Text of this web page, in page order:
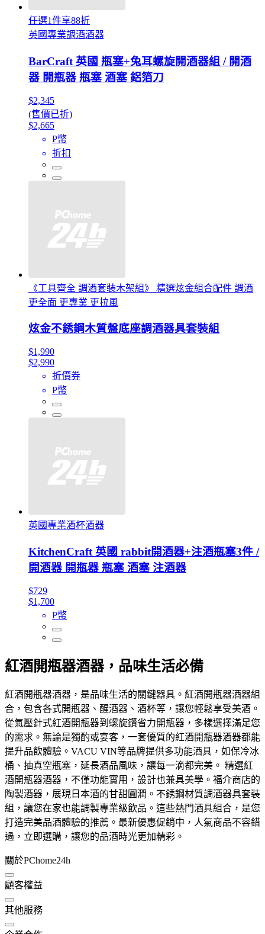
任選1件享88折
英國專業調酒酒器
BarCraft 英國 瓶塞+兔耳螺旋開酒器組 / 開酒
器 開瓶器 瓶塞 酒塞 鋁箔刀
$2,345
(售價已折)
$2,665
P幣
折扣
《工具齊全 調酒套裝木架組》 精選炫金組合配件 調酒
更全面 更專業 更拉風
炫金不銹鋼木質盤底座調酒器具套裝組
$1,990
$2,990
折價券
P幣
英國專業酒杯酒器
KitchenCraft 英國 rabbit開酒器+注酒瓶塞3件 /
開酒器 開瓶器 瓶塞 酒塞 注酒器
$729
$1,700
P幣
紅酒開瓶器酒器，品味生活必備
紅酒開瓶器酒器，是品味生活的關鍵器具。紅酒開瓶器酒器組
合，包含各式開瓶器、醒酒器、酒杯等，讓您輕鬆享受美酒。
從氣壓針式紅酒開瓶器到螺旋鑽省力開瓶器，多樣選擇滿足您
的需求。無論是獨酌或宴客，一套優質的紅酒開瓶器酒器都能
提升品飲體驗。VACU VIN等品牌提供多功能酒具，如保冷冰
桶、抽真空瓶塞，延長酒品風味，讓每一滴都完美。 精選紅
酒開瓶器酒器，不僅功能實用，設計也兼具美學。福介商店的
陶製酒器，展現日本酒的甘甜圓潤。不銹鋼材質調酒器具套裝
組，讓您在家也能調製專業級飲品。這些熱門酒具組合，是您
打造完美品酒體驗的推薦。最新優惠促銷中，人氣商品不容錯
過，立即選購，讓您的品酒時光更加精彩。
關於PChome24h
顧客權益
其他服務